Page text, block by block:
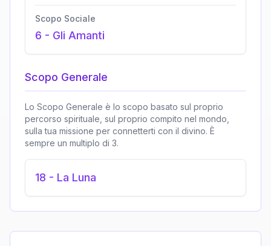
Scopo Sociale
6 - Gli Amanti
Scopo Generale
Lo Scopo Generale è lo scopo basato sul proprio
percorso spirituale, sul proprio compito nel mondo,
sulla tua missione per connetterti con il divino. È
sempre un multiplo di 3.
18 - La Luna